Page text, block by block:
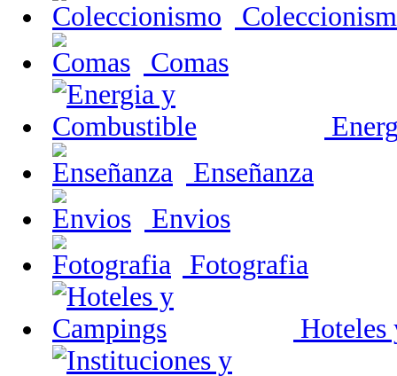
Comas
Enseñanza
Envios
Fotografia
Hoteles